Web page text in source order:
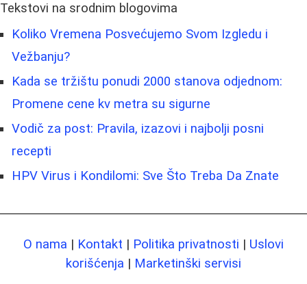
Tekstovi na srodnim blogovima
Koliko Vremena Posvećujemo Svom Izgledu i
Vežbanju?
Kada se tržištu ponudi 2000 stanova odjednom:
Promene cene kv metra su sigurne
Vodič za post: Pravila, izazovi i najbolji posni
recepti
HPV Virus i Kondilomi: Sve Što Treba Da Znate
O nama | Kontakt | Politika privatnosti | Uslovi
korišćenja | Marketinški servisi